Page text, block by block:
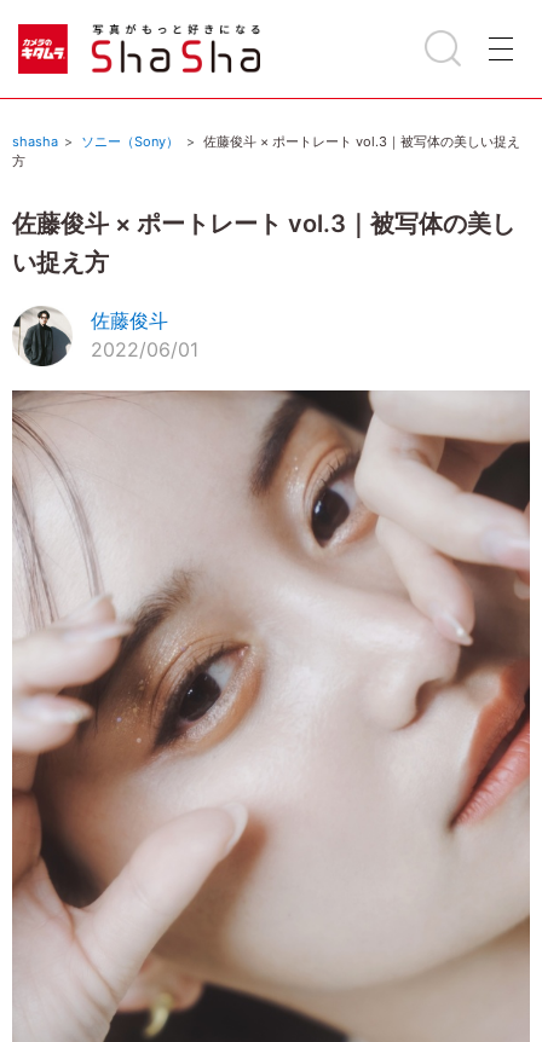
shasha ソニー（Sony）
佐藤俊斗 × ポートレート vol.3｜被写体の美しい捉え
方
佐藤俊斗 × ポートレート vol.3｜被写体の美し
い捉え方
佐藤俊斗
2022/06/01